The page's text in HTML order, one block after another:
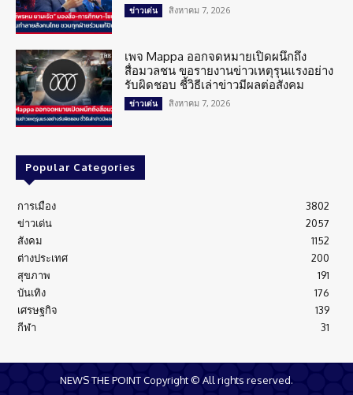
ข่าวเด่น สิงหาคม 7, 2026
เพจ Mappa ออกจดหมายเปิดผนึกถึง
สื่อมวลชน ขอรายงานข่าวเหตุรุนแรงอย่าง
รับผิดชอบ ชี้วิธีเล่าข่าวมีผลต่อสังคม
ข่าวเด่น สิงหาคม 7, 2026
Popular Categories
การเมือง
3802
ข่าวเด่น
2057
สังคม
1152
ต่างประเทศ
200
สุขภาพ
191
บันเทิง
176
เศรษฐกิจ
139
กีฬา
31
NEWS THE POINT Copyright © All rights reserved.